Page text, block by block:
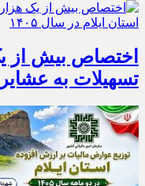
تسهیلات به عشایر